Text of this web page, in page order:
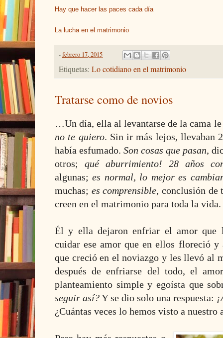
Hay que hacer las paces cada día
La lucha en el matrimonio
-febrero 17, 2015
Etiquetas: Lo cotidiano en el matrimonio
Tratarse como de novios
…Un día, ella al levantarse de la cama
no te quiero. Sin ir más lejos, llevaban
había esfumado. Son cosas que pasan,
otros; qué aburrimiento! 28 años
algunas;es normal, lo mejor es
muchas; es comprensible, conclusión de
creen en el matrimonio para toda la vida.
Él y ella dejaron enfriar el amor que
cuidar ese amor que en ellos floreció y
que creció en el noviazgo y les llevó al
después de enfriarse del todo, el
planteamiento simple y egoísta que
seguir así?Y se dio solo una respuesta:
¿Cuántas veces lo hemos visto a nuestro